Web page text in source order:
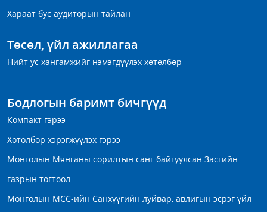
Хараат бус аудиторын тайлан
Төсөл, үйл ажиллагаа
Нийт ус хангамжийг нэмэгдүүлэх хөтөлбөр
Бодлогын баримт бичгүүд
Компакт гэрээ
Хөтөлбөр хэрэгжүүлэх гэрээ
Монголын Мянганы сорилтын санг байгуулсан Засгийн
газрын тогтоол
Монголын МСС-ийн Санхүүгийн луйвар, авлигын эсрэг үйл